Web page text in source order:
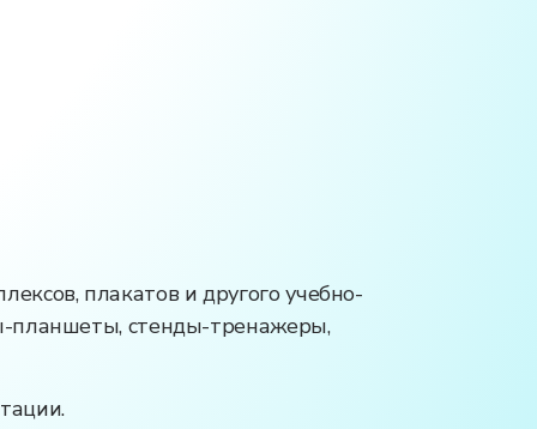
плакатов и другого учебно-
планшеты, стенды-тренажеры,